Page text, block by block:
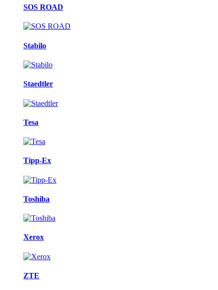
SOS ROAD
Stabilo
Staedtler
Tesa
Tipp-Ex
Toshiba
Xerox
ZTE